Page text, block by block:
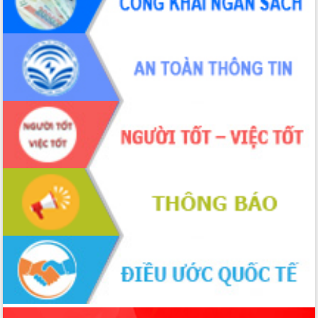
phá cơ chế - Hợp tác công tư
Đề án 06 tạo bước ngoặt đột phá trong
cải cách hành chính tỉnh Đắk Lắk
Kết nối tour, đẩy mạnh chuyển đổi số
để phát triển du lịch Đắk Lắk
Khởi động Dự án Đầu tư xây dựng hạ
tầng kỹ thuật Cụm công nghiệp Tân
Tiến
Gặp mặt các cơ quan báo chí nhân Kỷ
niệm 101 năm Ngày Báo chí Cách
mạng Việt Nam
Đắk Lắk sơ kết 4 năm triển khai thực
hiện Đề án 06 của Chính phủ
Họp báo thông tin về Hội nghị Công bố
Quy hoạch và Xúc tiến đầu tư tỉnh Đắk
Khơi thông điểm nghẽn, đẩy nhanh
giải ngân vốn khắc phục thiên tai
HĐND tỉnh thông qua điều chỉnh Quy
hoạch tỉnh thời kỳ 2021-2030